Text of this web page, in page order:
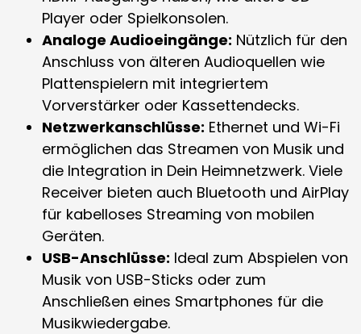
Player oder Spielkonsolen.
Analoge Audioeingänge: Nützlich für den
Anschluss von älteren Audioquellen wie
Plattenspielern mit integriertem
Vorverstärker oder Kassettendecks.
Netzwerkanschlüsse: Ethernet und Wi-Fi
ermöglichen das Streamen von Musik und
die Integration in Dein Heimnetzwerk. Viele
Receiver bieten auch Bluetooth und AirPlay
für kabelloses Streaming von mobilen
Geräten.
USB-Anschlüsse: Ideal zum Abspielen von
Musik von USB-Sticks oder zum
Anschließen eines Smartphones für die
Musikwiedergabe.